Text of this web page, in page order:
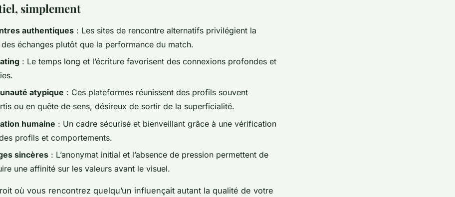
simplement
authentiques : Les sites de rencontre alternatifs privilégient la
échanges plutôt que la performance du match.
: Le temps long et l’écriture favorisent des connexions profondes et
atypique : Ces plateformes réunissent des profils souvent
ou en quête de sens, désireux de sortir de la superficialité.
humaine : Un cadre sécurisé et bienveillant grâce à une vérification
profils et comportements.
sincères : L’anonymat initial et l’absence de pression permettent de
une affinité sur les valeurs avant le visuel.
où vous rencontrez quelqu’un influençait autant la qualité de votre